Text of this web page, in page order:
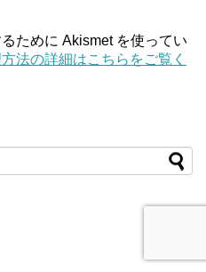
ために Akismet を使ってい
法の詳細はこちらをご覧く